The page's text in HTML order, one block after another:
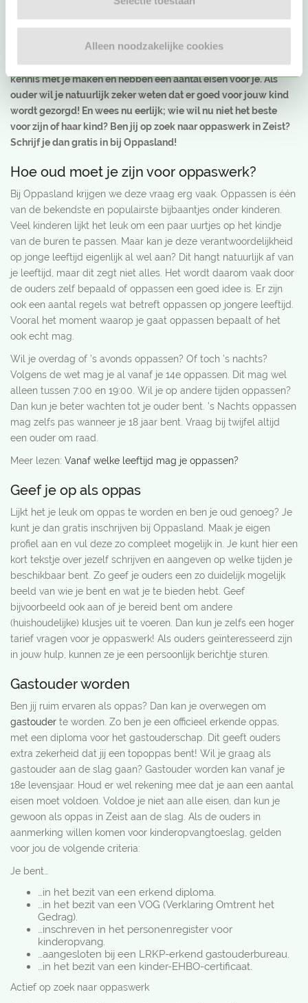
Alleen noodzakelijke cookies
opvang van hun kind aan iemand over te laten. Het is ook niet zo
gek dat ze in eerste instantie best kritisch kunnen zijn. Ze willen
kennis met je maken en hebben een aantal eisen voor je. Als
ouder wil je natuurlijk zeker weten dat er goed voor jouw kind
wordt gezorgd! En wees nu eerlijk; wie wil nu niet het beste
voor zijn of haar kind? Ben jij op zoek naar oppaswerk in Zeist?
Schrijf je dan gratis in bij Oppasland!
Hoe oud moet je zijn voor oppaswerk?
Bij Oppasland krijgen we deze vraag erg vaak. Oppassen is één
van de bekendste en populairste bijbaantjes onder kinderen.
Veel kinderen lijkt het leuk om een paar uurtjes op het kindje
van de buren te passen. Maar kan je deze verantwoordelijkheid
op jonge leeftijd eigenlijk al wel aan? Dit hangt natuurlijk af van
je leeftijd, maar dit zegt niet alles. Het wordt daarom vaak door
de ouders zelf bepaald of oppassen een goed idee is. Er zijn
ook een aantal regels wat betreft oppassen op jongere leeftijd.
Vooral het moment waarop je gaat oppassen bepaalt of het
ook echt mag.
Wil je overdag of ’s avonds oppassen? Of toch ’s nachts?
Volgens de wet mag je al vanaf je 14e oppassen. Dit mag wel
alleen tussen 7:00 en 19:00. Wil je op andere tijden oppassen?
Dan kun je beter wachten tot je ouder bent. ’s Nachts oppassen
mag zelfs pas wanneer je 18 jaar bent. Vraag bij twijfel altijd
een ouder om raad.
Meer lezen: Vanaf welke leeftijd mag je oppassen?
Geef je op als oppas
Lijkt het je leuk om oppas te worden en ben je oud genoeg? Je
kunt je dan gratis inschrijven bij Oppasland. Maak je eigen
profiel aan en vul deze zo compleet mogelijk in. Je kunt hier een
kort tekstje over jezelf schrijven en aangeven op welke tijden je
beschikbaar bent. Zo geef je ouders een zo duidelijk mogelijk
beeld van wie je bent en wat je te bieden hebt. Geef
bijvoorbeeld ook aan of je bereid bent om andere
(huishoudelijke) klusjes uit te voeren. Dan kun je zelfs een hoger
tarief vragen voor je oppaswerk! Als ouders geïnteresseerd zijn
in jouw hulp, kunnen ze je een persoonlijk berichtje sturen.
Gastouder worden
Ben jij ruim ervaren als oppas? Dan kan je overwegen om
gastouder te worden. Zo ben je een officieel erkende oppas,
met een diploma voor het gastouderschap. Dit geeft ouders
extra zekerheid dat jij een topoppas bent! Wil je graag als
gastouder aan de slag gaan? Gastouder worden kan vanaf je
18e levensjaar. Houd er wel rekening mee dat je aan een aantal
eisen moet voldoen. Voldoe je niet aan alle eisen, dan kun je
gewoon als oppas in Zeist aan de slag. Als de ouders in
aanmerking willen komen voor kinderopvangtoeslag, gelden
voor jou de volgende criteria:
Je bent…
…in het bezit van een erkend diploma.
…in het bezit van een VOG (Verklaring Omtrent het
Gedrag).
…inschreven in het personenregister voor
kinderopvang.
…aangesloten bij een LRKP-erkend gastouderbureau.
…in het bezit van een kinder-EHBO-certificaat.
Actief op zoek naar oppaswerk